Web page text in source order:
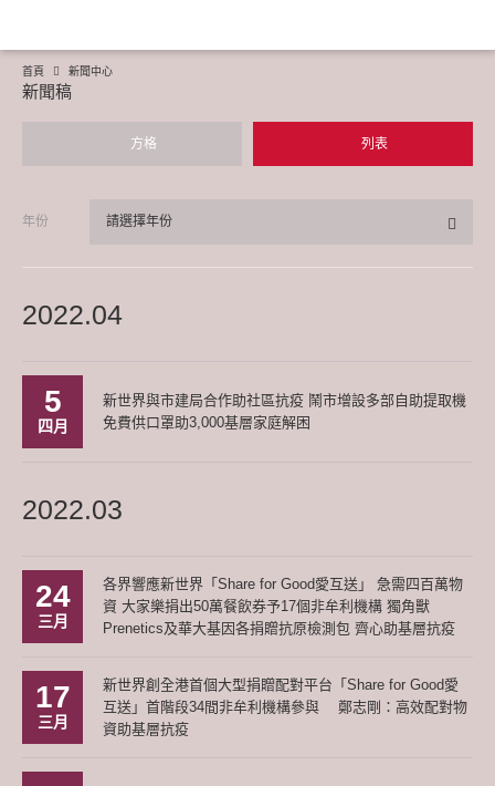
首頁 新聞中心
新聞稿
方格 列表
年份 請選擇年份
2022.04
5
四月
新世界與市建局合作助社區抗疫 鬧市增設多部自助提取機
免費供口罩助3,000基層家庭解困
2022.03
24
三月
各界響應新世界「Share for Good愛互送」 急需四百萬物
資 大家樂捐出50萬餐飲券予17個非牟利機構 獨角獸
Prenetics及華大基因各捐贈抗原檢測包 齊心助基層抗疫
17
三月
新世界創全港首個大型捐贈配對平台「Share for Good愛
互送」首階段34間非牟利機構參與 鄭志剛：高效配對物
資助基層抗疫